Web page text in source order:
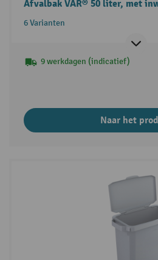
Afvalbak VAR® 50 liter, met
6 Varianten
9 werkdagen (indicatief)
Naar het